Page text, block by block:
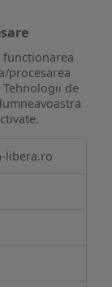
functionarea
procesarea
de
libera.ro